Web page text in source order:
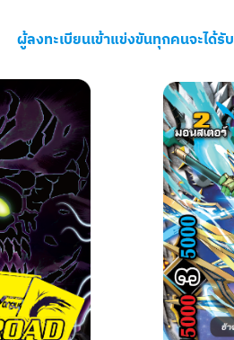
ผู้ลงทะเบียนเข้าแข่งขันทุกคนจะได้รับ